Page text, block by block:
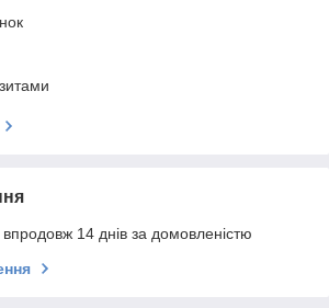
14 днів за домовленістю